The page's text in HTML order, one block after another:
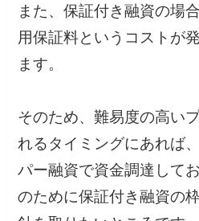
また、保証付き融資の場
用保証料というコストが
ます。
そのため、難易度の高い
れるタイミングにあれば
パー融資で資金調達して
のために保証付き融資の